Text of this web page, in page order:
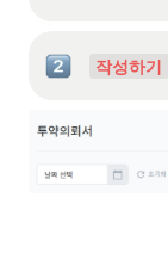
작성하기